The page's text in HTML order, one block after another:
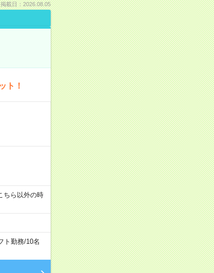
掲載日：2026.08.05
ト！
ちら以外の時
ト勤務/10名